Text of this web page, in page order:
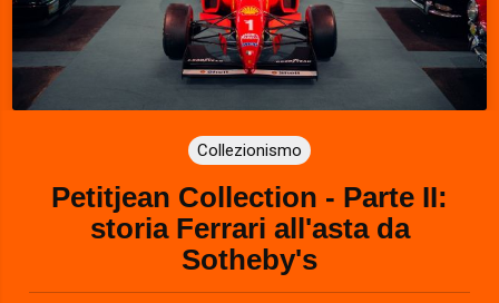
Collezionismo
Petitjean Collection - Parte II:
storia Ferrari all'asta da
Sotheby's